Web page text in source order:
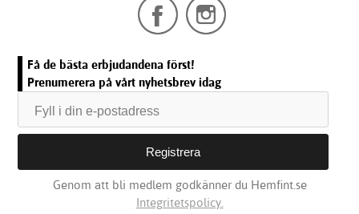
Få de bästa erbjudandena först!
Prenumerera på vårt nyhetsbrev idag
Genom att bli medlem godkänner du Hemfint.se
Integritetspolicy.